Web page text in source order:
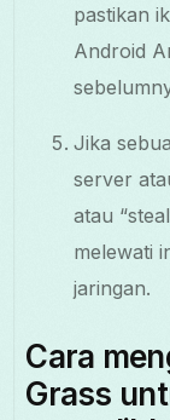
pastikan
Android
Jika
server
atau
melewati
jaringan.
Cara
Grass